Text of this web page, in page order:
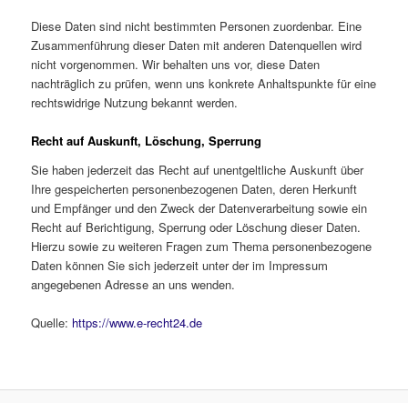
Diese Daten sind nicht bestimmten Personen zuordenbar. Eine
Zusammenführung dieser Daten mit anderen Datenquellen wird
nicht vorgenommen. Wir behalten uns vor, diese Daten
nachträglich zu prüfen, wenn uns konkrete Anhaltspunkte für eine
rechtswidrige Nutzung bekannt werden.
Recht auf Auskunft, Löschung, Sperrung
Sie haben jederzeit das Recht auf unentgeltliche Auskunft über
Ihre gespeicherten personenbezogenen Daten, deren Herkunft
und Empfänger und den Zweck der Datenverarbeitung sowie ein
Recht auf Berichtigung, Sperrung oder Löschung dieser Daten.
Hierzu sowie zu weiteren Fragen zum Thema personenbezogene
Daten können Sie sich jederzeit unter der im Impressum
angegebenen Adresse an uns wenden.
Quelle: https://www.e-recht24.de